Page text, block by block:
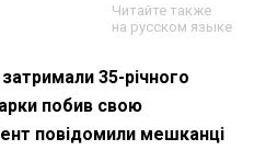
Читайте также
на русском языке
35-річного
побив свою
повідомили мешканці